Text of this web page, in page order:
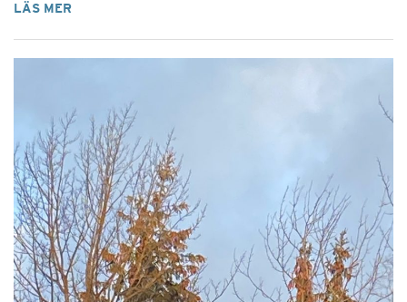
LÄS MER